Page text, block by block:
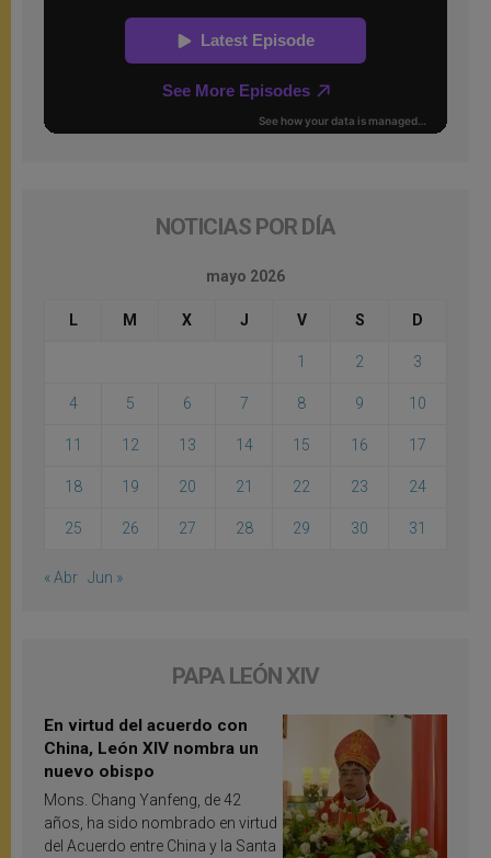
NOTICIAS POR DÍA
mayo 2026
L M X J V S D
1 2 3
4 5 6 7 8 9 10
11 12 13 14 15 16 17
18 19 20 21 22 23 24
25 26 27 28 29 30 31
« Abr Jun »
PAPA LEÓN XIV
En virtud del acuerdo con
China, León XIV nombra un
nuevo obispo
Mons. Chang Yanfeng, de 42
años, ha sido nombrado en virtud
del Acuerdo entre China y la Santa